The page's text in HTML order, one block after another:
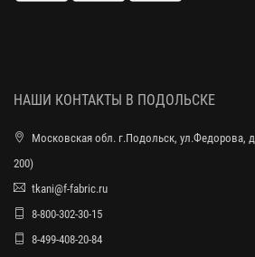
НАШИ КОНТАКТЫ В ПОДОЛЬСКЕ
Московская обл. г.Подольск, ул.Федорова,
200)
tkani@f-fabric.ru
8-800-302-30-15
8-499-408-20-84